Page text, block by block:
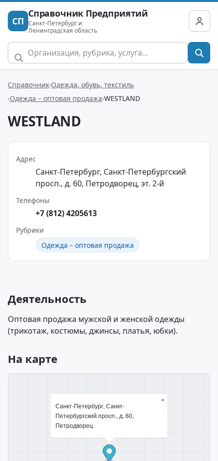
СП
Справочник Предприятий
Санкт-Петербург и
Ленинградская область
Справочник Одежда, обувь, текстиль
Одежда – оптовая продажа WESTLAND
WESTLAND
Адрес
Санкт-Петербург, Санкт-Петербургский
просп., д. 60, Петродворец, эт. 2-й
Телефоны
+7 (812) 4205613
Рубрики
Одежда – оптовая продажа
Деятельность
Оптовая продажа мужской и женской одежды
(трикотаж, костюмы, джинсы, платья, юбки).
На карте
Санкт-Петербург, Санкт-
Петербургский просп., д. 60,
Петродворец
×